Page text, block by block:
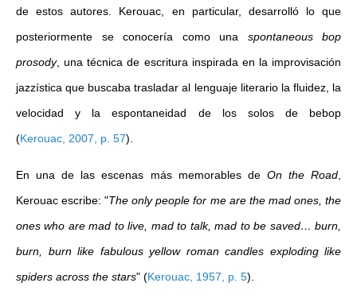
de estos autores. Kerouac, en particular, desarrolló lo que
posteriormente se conocería como una spontaneous bop
prosody, una técnica de escritura inspirada en la improvisación
jazzística que buscaba trasladar al lenguaje literario la fluidez, la
velocidad y la espontaneidad de los solos de bebop
(Kerouac, 2007, p. 57)
En una de las escenas más memorables de On the Road
Kerouac escribe: "The only people for me are the mad ones, the
ones who are mad to live, mad to talk, mad to be saved… burn,
burn, burn like fabulous yellow roman candles exploding like
spiders across the stars" (Kerouac, 1957, p. 5)